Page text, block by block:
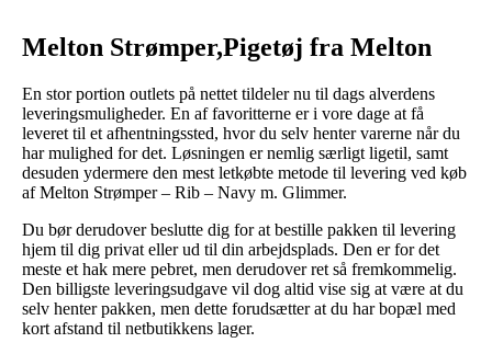
Melton Strømper,Pigetøj fra Melton
En stor portion outlets på nettet tildeler nu til dags alverdens
leveringsmuligheder. En af favoritterne er i vore dage at få
leveret til et afhentningssted, hvor du selv henter varerne når du
har mulighed for det. Løsningen er nemlig særligt ligetil, samt
desuden ydermere den mest letkøbte metode til levering ved køb
af Melton Strømper – Rib – Navy m. Glimmer.
Du bør derudover beslutte dig for at bestille pakken til levering
hjem til dig privat eller ud til din arbejdsplads. Den er for det
meste et hak mere pebret, men derudover ret så fremkommelig.
Den billigste leveringsudgave vil dog altid vise sig at være at du
selv henter pakken, men dette forudsætter at du har bopæl med
kort afstand til netbutikkens lager.